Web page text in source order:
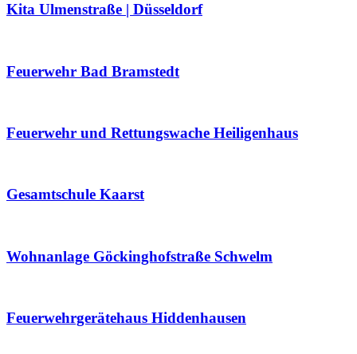
Kita Ulmenstraße | Düsseldorf
Feuerwehr Bad Bramstedt
Feuerwehr und Rettungswache Heiligenhaus
Gesamtschule Kaarst
Wohnanlage Göckinghofstraße Schwelm
Feuerwehrgerätehaus Hiddenhausen